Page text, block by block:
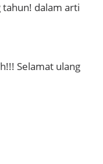
tahun! dalam arti
Selamat ulang